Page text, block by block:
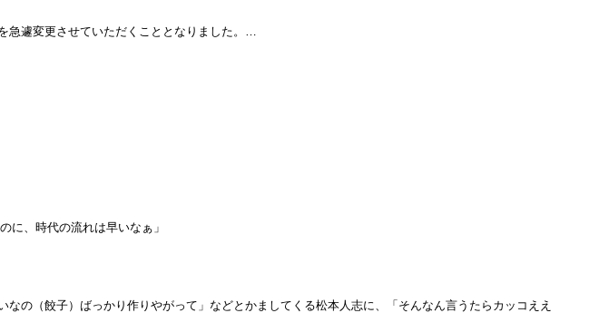
急遽変更させていただくこととなりました。…
に、時代の流れは早いなぁ」
の（餃子）ばっかり作りやがって」などとかましてくる松本人志に、「そんなん言うたらカッコええ